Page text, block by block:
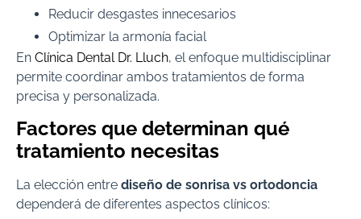
Reducir desgastes innecesarios
Optimizar la armonía facial
En Clínica Dental Dr. Lluch, el enfoque multidisciplinar
permite coordinar ambos tratamientos de forma
precisa y personalizada.
Factores que determinan qué
tratamiento necesitas
La elección entre diseño de sonrisa vs ortodoncia
dependerá de diferentes aspectos clínicos: